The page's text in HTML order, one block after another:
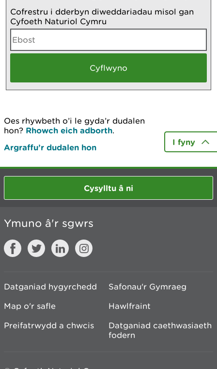
Cofrestru i dderbyn diweddariadau misol gan
Cyfoeth Naturiol Cymru
Oes rhywbeth o’i le gyda’r dudalen
hon? Rhowch eich adborth.
Argraffu’r dudalen hon
I fyny
Cysylltu â ni
Ymuno â'r sgwrs
Datganiad hygyrchedd
Safonau'r Gymraeg
Map o'r safle
Hawlfraint
Preifatrwydd a chwcis
Datganiad caethwasiaeth
fodern